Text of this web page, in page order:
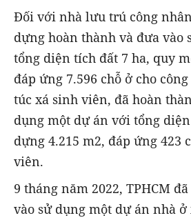
Đối với nhà lưu trú công
dựng hoàn thành và đưa vào
tổng diện tích đất 7 ha, quy
đáp ứng 7.596 chỗ ở cho
túc xá sinh viên, đã hoàn
dụng một dự án với tổng
dựng 4.215 m2, đáp ứng 423
viên.
9 tháng năm 2022, TPHCM
vào sử dụng một dự án nhà